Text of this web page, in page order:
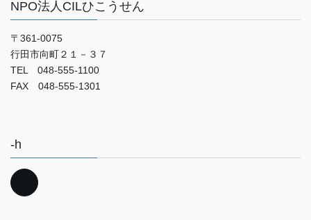
NPO法人CILひこうせん
〒361-0075
行田市向町２１－３７
TEL 048-555-1100
FAX 048-555-1301
-h